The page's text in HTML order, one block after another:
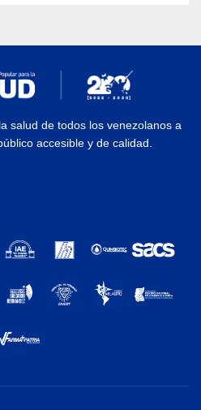
salud de todos los venezolanos a
accesible y de calidad.